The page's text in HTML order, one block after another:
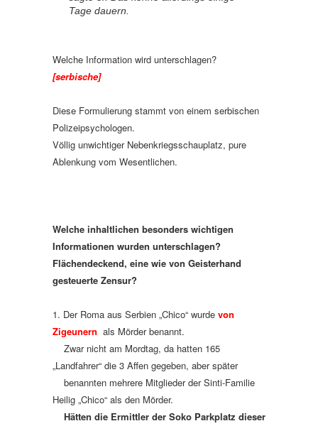
Tage dauern.
Welche Information wird unterschlagen?
[serbische]
Diese Formulierung stammt von einem serbischen
Polizeipsychologen.
Völlig unwichtiger Nebenkriegsschauplatz, pure
Ablenkung vom Wesentlichen.
Welche inhaltlichen besonders wichtigen
Informationen wurden unterschlagen?
Flächendeckend, eine wie von Geisterhand
gesteuerte Zensur?
1. Der Roma aus Serbien „Chico“ wurde von
Zigeunern als Mörder benannt.
Zwar nicht am Mordtag, da hatten 165
„Landfahrer“ die 3 Affen gegeben, aber später
benannten mehrere Mitglieder der Sinti-Familie
Heilig „Chico“ als den Mörder.
Hätten die Ermittler der Soko Parkplatz dieser